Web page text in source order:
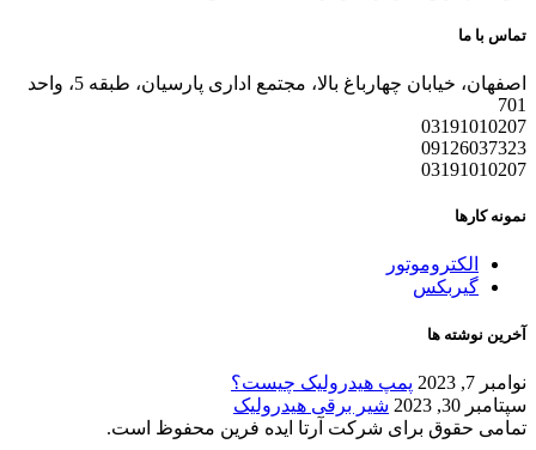
تماس با ما
اصفهان، خیابان چهارباغ بالا، مجتمع اداری پارسیان، طبقه 5، واحد
701
03191010207
09126037323
03191010207
نمونه کارها
الکتروموتور
گیربکس
آخرین نوشته ها
نوامبر 7, 2023
پمپ هیدرولیک چیست؟
سپتامبر 30, 2023
شیر برقی هیدرولیک
تمامی حقوق برای شرکت آرتا ایده فرین محفوظ است.